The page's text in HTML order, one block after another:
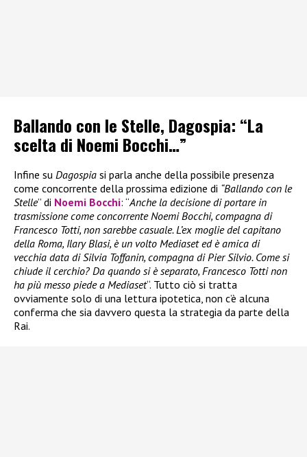
Ballando con le Stelle, Dagospia: “La
scelta di Noemi Bocchi…”
Infine su Dagospia si parla anche della possibile presenza
come concorrente della prossima edizione di “Ballando con le
Stelle” di Noemi Bocchi: “Anche la decisione di portare in
trasmissione come concorrente Noemi Bocchi, compagna di
Francesco Totti, non sarebbe casuale. L’ex moglie del capitano
della Roma, Ilary Blasi, è un volto Mediaset ed è amica di
vecchia data di Silvia Toffanin, compagna di Pier Silvio. Come si
chiude il cerchio? Da quando si è separato, Francesco Totti non
ha più messo piede a Mediaset“. Tutto ciò si tratta
ovviamente solo di una lettura ipotetica, non c’è alcuna
conferma che sia davvero questa la strategia da parte della
Rai.